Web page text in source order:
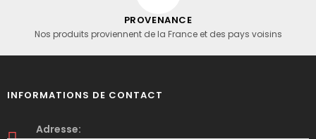
PROVENANCE
Nos produits proviennent de la France et des pays voisins
INFORMATIONS DE CONTACT
Adresse: